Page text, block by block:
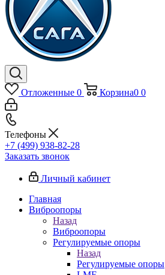
Отложенные 0 Корзина0 0
Телефоны
+7 (499) 938-82-28
Заказать звонок
Личный кабинет
Главная
Виброопоры
Назад
Виброопоры
Регулируемые опоры
Назад
Регулируемые опоры